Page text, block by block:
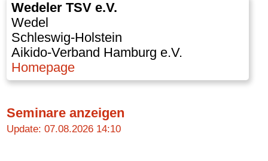
Wedeler TSV e.V.
Wedel
Schleswig-Holstein
Aikido-Verband Hamburg e.V.
Homepage
Seminare anzeigen
Update: 07.08.2026 14:10